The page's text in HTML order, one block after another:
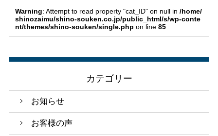
Warning: Attempt to read property "cat_ID" on null in/home/
shinozaimu/shino-souken.co.jp/public_html/s/wp-conte
nt/themes/shino-souken/single.php on line85
カテゴリー
お知らせ
お客様の声